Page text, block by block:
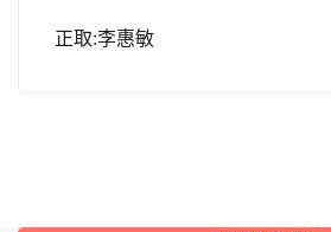
正取:李惠敏